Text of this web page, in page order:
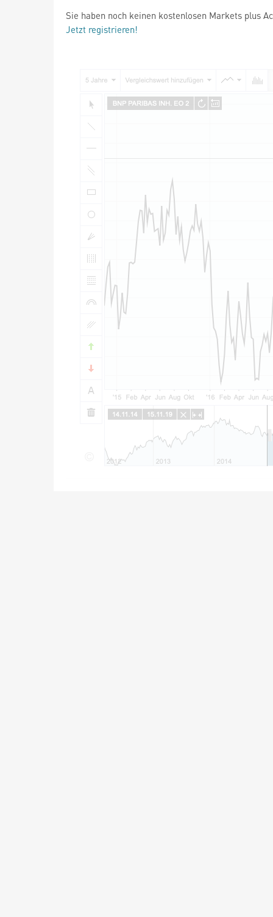
Sie haben noch keinen kostenlosen Markets plus
Jetzt registrieren!